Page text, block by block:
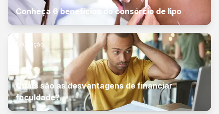
Conheça 6 benefícios do consórcio de lipo
Educação
Quais são as desvantagens de financiar
faculdade?